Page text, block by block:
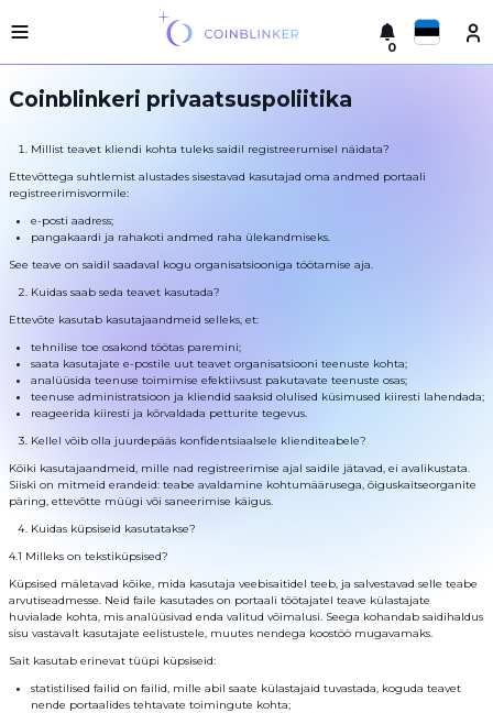
0
Türkçe
Deutsch
中文
Kerge
versioon
vahetus
Linnad
Vahetajate
Uudised
Tagasiside
küsimused
Kontaktid
AML
2022-
CoinBlinker
Coinblinkeri privaatsuspoliitika
Millist teavet kliendi kohta tuleks saidil registreerumisel näidata?
Ettevõttega suhtlemist alustades sisestavad kasutajad oma andmed portaali
registreerimisvormile:
e-posti aadress;
pangakaardi ja rahakoti andmed raha ülekandmiseks.
See teave on saidil saadaval kogu organisatsiooniga töötamise aja.
Kuidas saab seda teavet kasutada?
Ettevõte kasutab kasutajaandmeid selleks, et:
tehnilise toe osakond töötas paremini;
saata kasutajate e-postile uut teavet organisatsiooni teenuste kohta;
analüüsida teenuse toimimise efektiivsust pakutavate teenuste osas;
teenuse administratsioon ja kliendid saaksid olulised küsimused kiiresti lahendada;
reageerida kiiresti ja kõrvaldada petturite tegevus.
Kellel võib olla juurdepääs konfidentsiaalsele klienditeabele?
Kõiki kasutajaandmeid, mille nad registreerimise ajal saidile jätavad, ei avalikustata.
Siiski on mitmeid erandeid: teabe avaldamine kohtumäärusega, õiguskaitseorganite
päring, ettevõtte müügi või saneerimise käigus.
Kuidas küpsiseid kasutatakse?
4.1 Milleks on tekstiküpsised?
Küpsised mäletavad kõike, mida kasutaja veebisaitidel teeb, ja salvestavad selle teabe
arvutiseadmesse. Neid faile kasutades on portaali töötajatel teave külastajate
huvialade kohta, mis analüüsivad enda valitud võimalusi. Seega kohandab saidihaldus
sisu vastavalt kasutajate eelistustele, muutes nendega koostöö mugavamaks.
Sait kasutab erinevat tüüpi küpsiseid:
statistilised failid on failid, mille abil saate külastajaid tuvastada, koguda teavet
nende portaalides tehtavate toimingute kohta;